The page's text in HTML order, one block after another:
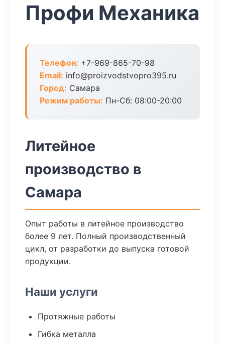
Профи Механика
Телефон: +7-969-865-70-98
Email: info@proizvodstvopro395.ru
Город: Самара
Режим работы: Пн-Сб: 08:00-20:00
Литейное
производство в
Самара
Опыт работы в литейное производство
более 9 лет. Полный производственный
цикл, от разработки до выпуска готовой
продукции.
Наши услуги
Протяжные работы
Гибка металла